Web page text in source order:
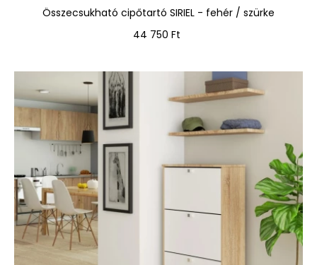
Összecsukható cipőtartó SIRIEL - fehér / szürke
Ár
44 750 Ft